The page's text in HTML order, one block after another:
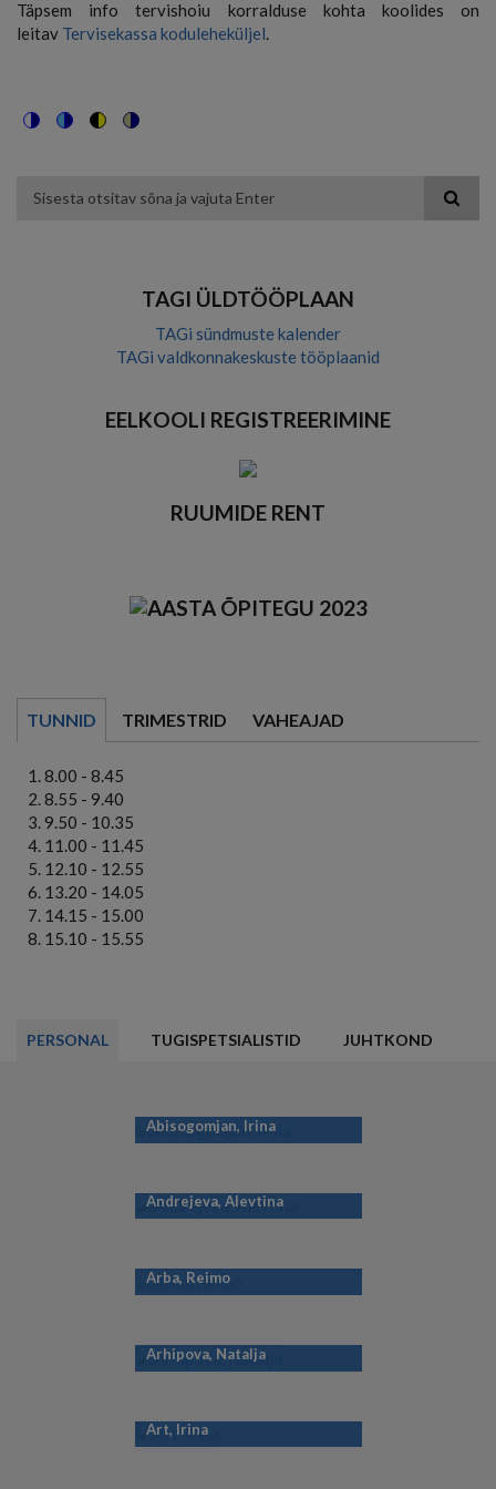
Täpsem info tervishoiu korralduse kohta koolides on
leitav Tervisekassa koduleheküljel.
color
high
soft
theme
TAGI ÜLDTÖÖPLAAN
TAGi sündmuste kalender
TAGi valdkonnakeskuste tööplaanid
EELKOOLI REGISTREERIMINE
RUUMIDE RENT
TUNNID TRIMESTRID VAHEAJAD
8.00 - 8.45
8.55 - 9.40
9.50 - 10.35
11.00 - 11.45
12.10 - 12.55
13.20 - 14.05
14.15 - 15.00
15.10 - 15.55
PERSONAL TUGISPETSIALISTID JUHTKOND
Abisogomjan, Irina
Andrejeva, Alevtina
Arba, Reimo
Arhipova, Natalja
Art, Irina